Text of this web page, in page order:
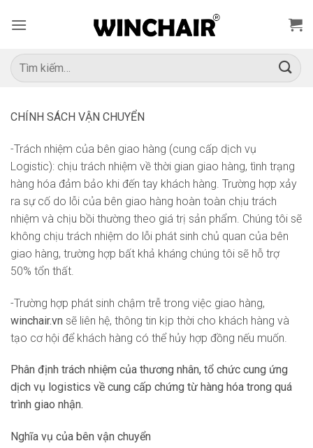
qua
dung
Tìm
kiếm:
CHÍNH SÁCH VẬN CHUYỂN
-Trách nhiệm của bên giao hàng (cung cấp dịch vụ
Logistic): chịu trách nhiệm về thời gian giao hàng, tình trạng
hàng hóa đảm bảo khi đến tay khách hàng. Trường hợp xảy
ra sự cố do lỗi của bên giao hàng hoàn toàn chịu trách
nhiệm và chịu bồi thường theo giá trị sản phẩm. Chúng tôi sẽ
không chịu trách nhiệm do lỗi phát sinh chủ quan của bên
giao hàng, trường hợp bất khả kháng chúng tôi sẽ hỗ trợ
50% tổn thất.
-Trường hợp phát sinh chậm trễ trong việc giao hàng,
winchair.vn sẽ liên hệ, thông tin kịp thời cho khách hàng và
tạo cơ hội để khách hàng có thể hủy hợp đồng nếu muốn.
Phân định trách nhiệm của thương nhân, tổ chức cung ứng
dịch vụ logistics về cung cấp chứng từ hàng hóa trong quá
trình giao nhận.
Nghĩa vụ của bên vận chuyển